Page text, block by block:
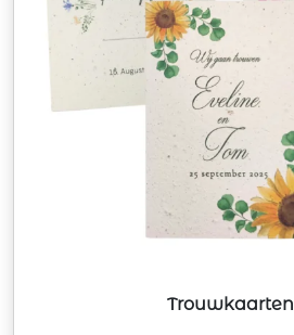
Trouwkaarten